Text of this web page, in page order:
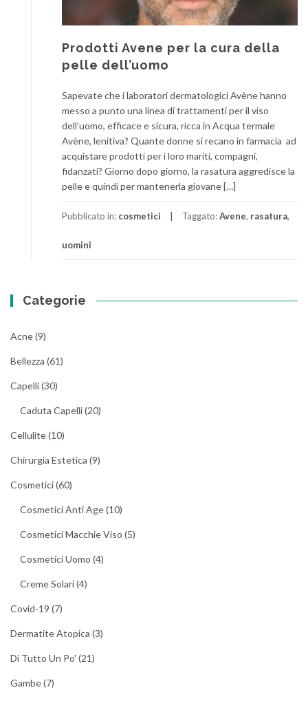
Prodotti Avene per la cura della
pelle dell’uomo
Sapevate che i laboratori dermatologici Avène hanno
messo a punto una linea di trattamenti per il viso
dell’uomo, efficace e sicura, ricca in Acqua termale
Avène, lenitiva? Quante donne si recano in farmacia ad
acquistare prodotti per i loro mariti, compagni,
fidanzati? Giorno dopo giorno, la rasatura aggredisce la
pelle e quindi per mantenerla giovane […]
Pubblicato in: cosmetici Taggato:Avene, rasatura,
uomini
Categorie
Acne(9)
Bellezza (61)
Capelli(30)
Caduta Capelli(20)
Cellulite(10)
Chirurgia Estetica (9)
Cosmetici(60)
Cosmetici Anti Age(10)
Cosmetici Macchie Viso (5)
Cosmetici Uomo (4)
Creme Solari(4)
Covid-19 (7)
Dermatite Atopica (3)
Di Tutto Un Po' (21)
Gambe(7)